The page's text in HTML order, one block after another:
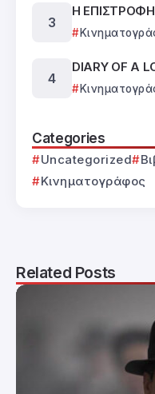
Η
DIARY OF A
Categories
Uncategorized
Κινηματογράφος
Related Posts